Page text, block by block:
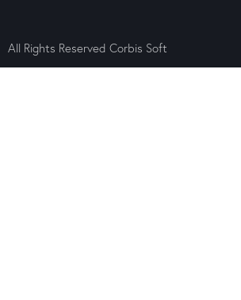
All Rights Reserved Corbis Soft